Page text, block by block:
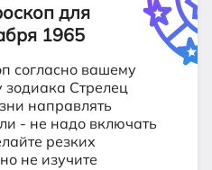
для
1965
согласно вашему
зодиака Стрелец
направлять
- не надо включать
резких
не изучите